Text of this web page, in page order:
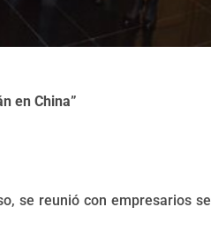
en China”
se reunió con empresarios